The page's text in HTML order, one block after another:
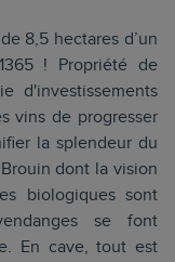
8,5 hectares d’un
! Propriété de
d'investissements
vins de progresser
la splendeur du
dont la vision
biologiques sont
se font
En cave, tout est